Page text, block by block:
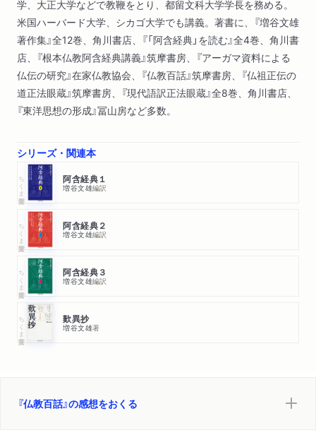
学、大正大学などで教鞭をとり、都留文科大学学長を務める。
米国ハーバード大学、シカゴ大学でも講義。著書に、『増谷文雄
著作集』全12巻、角川書店、『「阿含経典」を読む』全4巻、角川書
店、『根本仏教阿含経典講義』筑摩書房、『アーガマ資料による
仏伝の研究』在家仏教協会、『仏教百話』筑摩書房、『仏祖正伝の
道正法眼蔵』筑摩書房、『現代語訳正法眼蔵』全8巻、角川書店、
『東洋思想の形成』冨山房など多数。
シリーズ・関連本
ちくま学芸文庫 阿含経典１
増谷文雄編訳
ちくま学芸文庫 阿含経典２
増谷文雄編訳
ちくま学芸文庫 阿含経典３
増谷文雄編訳
ちくま学芸文庫 歎異抄
増谷文雄著
『仏教百話』の感想をおくる